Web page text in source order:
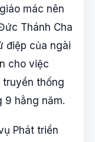
mác nên
Thánh Cha
điệp của ngài
cho việc
truyền thống
9 hằng năm.
Phát triển